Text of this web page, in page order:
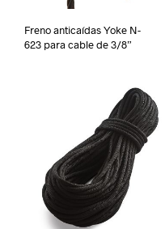
Freno anticaídas Yoke N-
623 para cable de 3/8”